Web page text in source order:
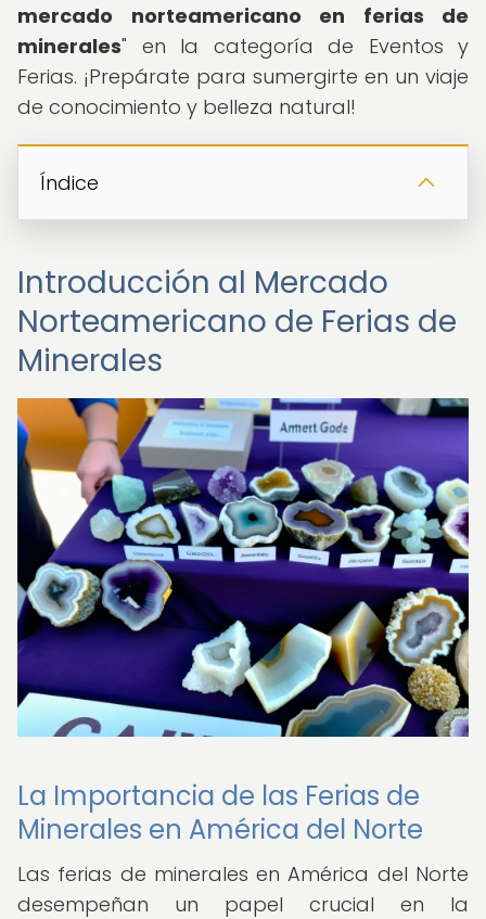
mercado norteamericano en ferias de
minerales" en la categoría de Eventos y
Ferias. ¡Prepárate para sumergirte en un viaje
de conocimiento y belleza natural!
Índice
Introducción al Mercado
Norteamericano de Ferias de
Minerales
La Importancia de las Ferias de
Minerales en América del Norte
Las ferias de minerales en América del Norte
desempeñan un papel crucial en la